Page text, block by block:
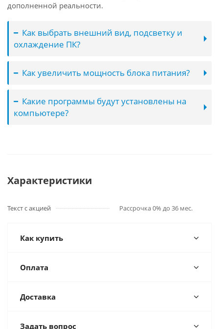
дополненной реальности.
Как выбрать внешний вид, подсветку и
охлаждение ПК?
Как увеличить мощность блока питания?
Какие программы будут установлены на
компьютере?
Характеристики
Текст с акцией Рассрочка 0% до 36 мес.
Как купить
Оплата
Доставка
Задать вопрос